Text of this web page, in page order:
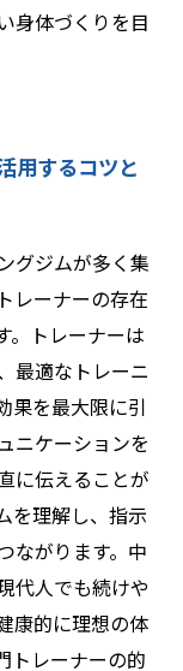
身体づくりを目
用するコツと
グジムが多く集
レーナーの存在
。トレーナーは
最適なトレーニ
果を最大限に引
ニケーションを
に伝えることが
を理解し、指示
ながります。中
代人でも続けや
康的に理想の体
トレーナーの的